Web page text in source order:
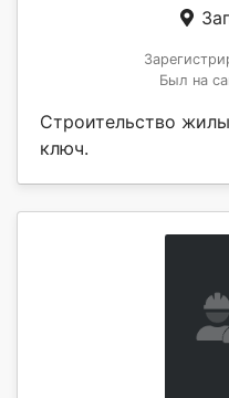
Был на
Строительство
ключ.